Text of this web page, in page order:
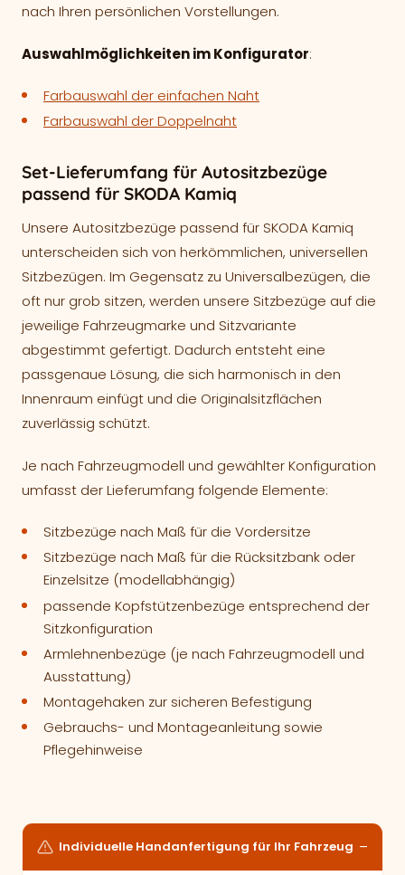
nach Ihren persönlichen Vorstellungen.
Auswahlmöglichkeiten im Konfigurator:
Farbauswahl der einfachen Naht
Farbauswahl der Doppelnaht
Set-Lieferumfang für Autositzbezüge
passend für SKODA Kamiq
Unsere Autositzbezüge passend für SKODA Kamiq
unterscheiden sich von herkömmlichen, universellen
Sitzbezügen. Im Gegensatz zu Universalbezügen, die
oft nur grob sitzen, werden unsere Sitzbezüge auf die
jeweilige Fahrzeugmarke und Sitzvariante
abgestimmt gefertigt. Dadurch entsteht eine
passgenaue Lösung, die sich harmonisch in den
Innenraum einfügt und die Originalsitzflächen
zuverlässig schützt.
Je nach Fahrzeugmodell und gewählter Konfiguration
umfasst der Lieferumfang folgende Elemente:
Sitzbezüge nach Maß für die Vordersitze
Sitzbezüge nach Maß für die Rücksitzbank oder
Einzelsitze (modellabhängig)
passende Kopfstützenbezüge entsprechend der
Sitzkonfiguration
Armlehnenbezüge (je nach Fahrzeugmodell und
Ausstattung)
Montagehaken zur sicheren Befestigung
Gebrauchs- und Montageanleitung sowie
Pflegehinweise
Individuelle Handanfertigung für Ihr Fahrzeug